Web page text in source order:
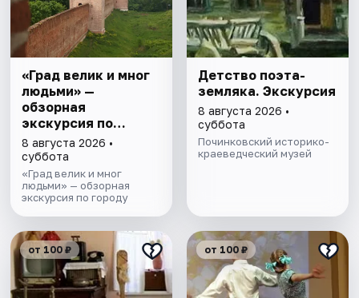
«Град велик и мног
людьми» —
обзорная
экскурсия по
Смоленску
8 августа 2026 •
суббота
«Град велик и мног
людьми» — обзорная
экскурсия по городу
Детство поэта-
земляка. Экскурсия
8 августа 2026 •
суббота
Починковский историко-
краеведческий музей
от 100 ₽ от 100 ₽